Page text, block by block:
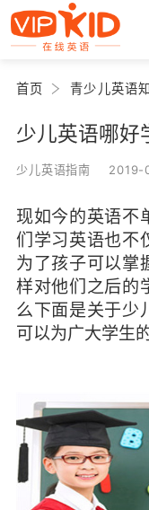
首页 青少儿英语
少儿英语哪好
少儿英语指南 2019-
现如今的英语不
们学习英语也不
为了孩子可以掌
样对他们之后的
么下面是关于少
可以为广大学生